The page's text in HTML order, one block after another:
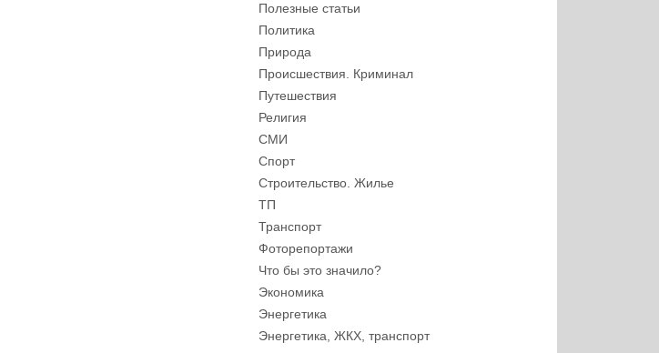
Полезные статьи
Политика
Природа
Происшествия. Криминал
Путешествия
Религия
СМИ
Спорт
Строительство. Жилье
ТП
Транспорт
Фоторепортажи
Что бы это значило?
Экономика
Энергетика
Энергетика, ЖКХ, транспорт